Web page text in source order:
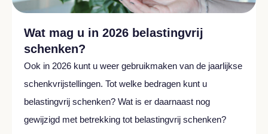
Wat mag u in 2026 belastingvrij
schenken?
Ook in 2026 kunt u weer gebruikmaken van de jaarlijkse
schenkvrijstellingen. Tot welke bedragen kunt u
belastingvrij schenken? Wat is er daarnaast nog
gewijzigd met betrekking tot belastingvrij schenken?